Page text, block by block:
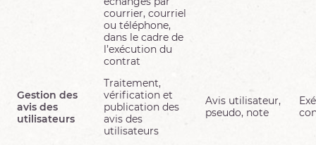
courrier, courriel
ou téléphone,
dans le cadre de
l’exécution du
contrat
Gestion des
avis des
utilisateurs
Traitement,
vérification et
publication des
avis des
utilisateurs
Avis utilisateur,
pseudo, note